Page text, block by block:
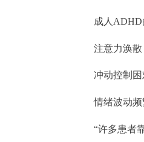
成人ADHD
注意力涣
冲动控制
情绪波动频
“许多患者